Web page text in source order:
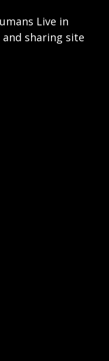
Live in
sharing site